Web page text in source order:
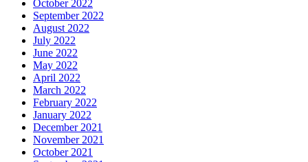
October 2022
September 2022
August 2022
July 2022
June 2022
May 2022
April 2022
March 2022
February 2022
January 2022
December 2021
November 2021
October 2021